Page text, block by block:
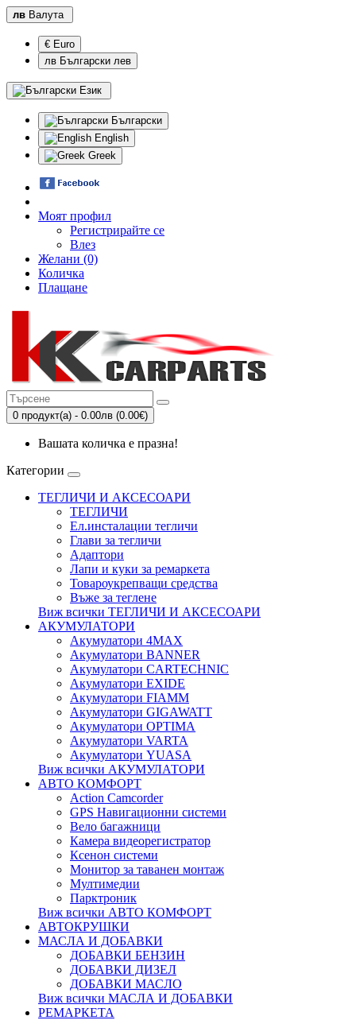
лв Валута
€ Euro
лв Български лев
Език
Български
English
Greek
Моят профил
Регистрирайте се
Влез
Желани (0)
Количка
Плащане
0 продукт(а) - 0.00лв (0.00€)
Вашата количка е празна!
Категории
ТЕГЛИЧИ И АКСЕСОАРИ
ТЕГЛИЧИ
Eл.инсталации тегличи
Глави за тегличи
Адаптори
Лапи и куки за ремаркета
Товароукрепващи средства
Въже за теглене
Виж всички ТЕГЛИЧИ И АКСЕСОАРИ
АКУМУЛАТОРИ
Акумулатори 4MAX
Акумулатори BANNER
Акумулатори CARTECHNIC
Акумулатори EXIDE
Акумулатори FIAMM
Акумулатори GIGAWATT
Акумулатори OPTIMA
Акумулатори VARTA
Акумулатори YUASA
Виж всички АКУМУЛАТОРИ
АВТО КОМФОРТ
Action Camcorder
GPS Навигационни системи
Вело багажници
Камера видеорегистратор
Ксенон системи
Монитор за таванен монтаж
Мултимедии
Парктроник
Виж всички АВТО КОМФОРТ
АВТОКРУШКИ
МАСЛА И ДОБАВКИ
ДОБАВКИ БЕНЗИН
ДОБАВКИ ДИЗЕЛ
ДОБАВКИ МАСЛО
Виж всички МАСЛА И ДОБАВКИ
РЕМАРКЕТА